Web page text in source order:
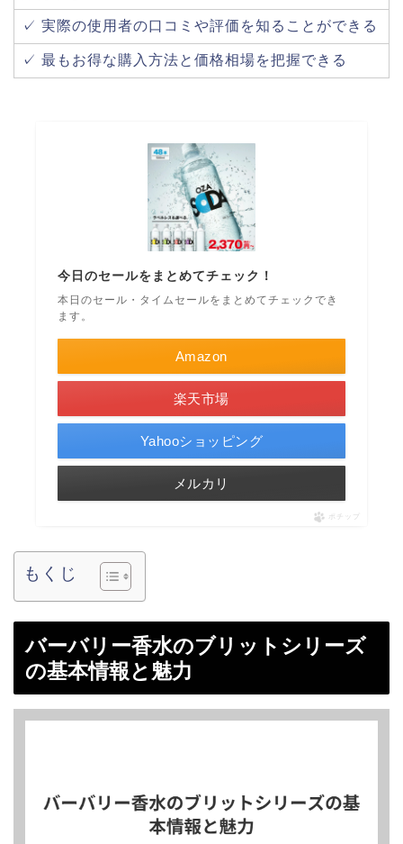
✓ 実際の使用者の口コミや評価を知ることができる
✓ 最もお得な購入方法と価格相場を把握できる
今日のセールをまとめてチェック！
本日のセール・タイムセールをまとめてチェックでき
ます。
Amazon
楽天市場
Yahooショッピング
メルカリ
ポチップ
もくじ
バーバリー香水のブリットシリーズ
の基本情報と魅力